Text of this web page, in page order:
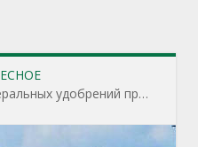
Находкинский завод минеральных удобрений приступил к пусконаладочным работам на строящихся производственных объектах завода